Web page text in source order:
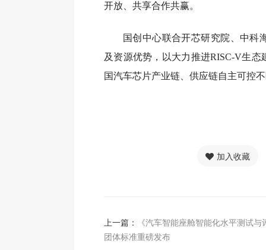
开放、共享合作共赢。
国创中心联合开芯研究院、中科
及资源优势，以大力推进RISC-V生
国汽车芯片产业链、供应链自主可控
加入收藏
上一篇：
《汽车智能座舱智能化水平测试与
团体标准重磅发布